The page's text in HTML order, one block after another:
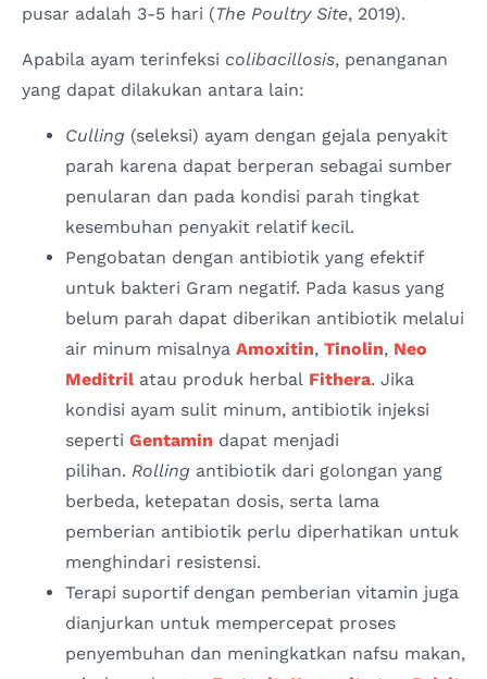
pusar adalah 3-5 hari (The Poultry Site, 2019).
Apabila ayam terinfeksi colibacillosis, penanganan
yang dapat dilakukan antara lain:
Culling (seleksi) ayam dengan gejala penyakit
parah karena dapat berperan sebagai sumber
penularan dan pada kondisi parah tingkat
kesembuhan penyakit relatif kecil.
Pengobatan dengan antibiotik yang efektif
untuk bakteri Gram negatif. Pada kasus yang
belum parah dapat diberikan antibiotik melalui
air minum misalnya Amoxitin, Tinolin, Neo
Meditrilatau produk herbal Fithera. Jika
kondisi ayam sulit minum, antibiotik injeksi
seperti Gentamin dapat menjadi
pilihan. Rolling antibiotik dari golongan yang
berbeda, ketepatan dosis, serta lama
pemberian antibiotik perlu diperhatikan untuk
menghindari resistensi.
Terapi suportif dengan pemberian vitamin juga
dianjurkan untuk mempercepat proses
penyembuhan dan meningkatkan nafsu makan,